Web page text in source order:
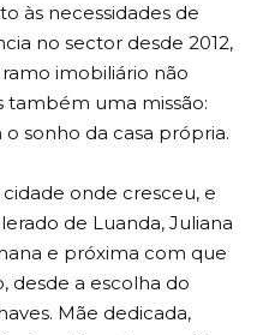
às necessidades de
no sector desde 2012,
imobiliário não
também uma missão:
sonho da casa própria.
onde cresceu, e
de Luanda, Juliana
e próxima com que
desde a escolha do
Mãe dedicada,